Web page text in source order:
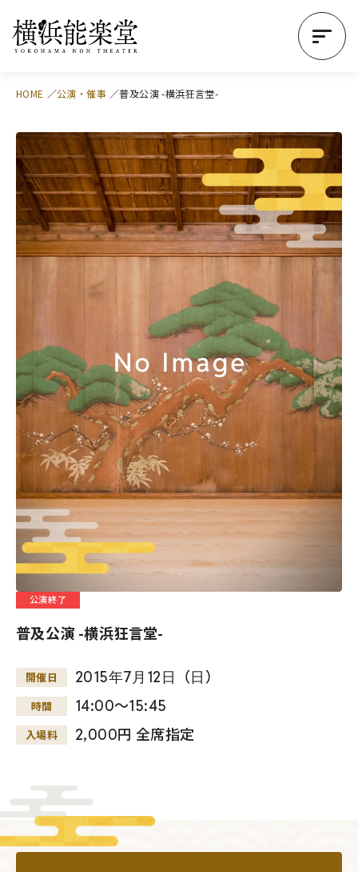
HOME 公演・催事 普及公演 -横浜狂言堂-
公演終了
普及公演 -横浜狂言堂-
開催日 2015年7月 12日 （日 ）
時間 14:00～15:45
入場料 2,000円 全席指定